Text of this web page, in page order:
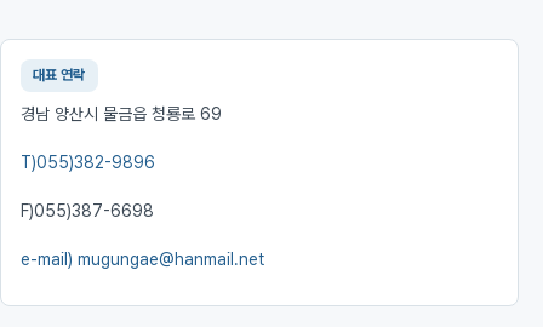
대표 연락
경남 양산시 물금읍 청룡로 69
T)055)382-9896
F)055)387-6698
e-mail) mugungae@hanmail.net